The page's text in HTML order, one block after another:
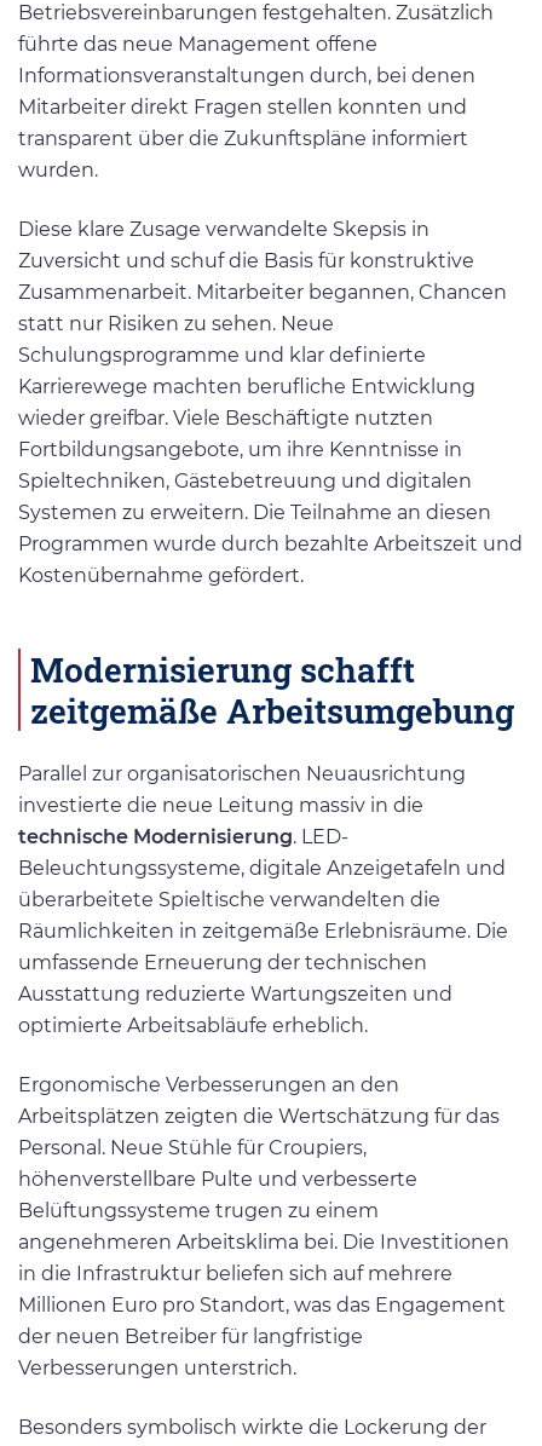
Betriebsvereinbarungen festgehalten. Zusätzlich
führte das neue Management offene
Informationsveranstaltungen durch, bei denen
Mitarbeiter direkt Fragen stellen konnten und
transparent über die Zukunftspläne informiert
wurden.
Diese klare Zusage verwandelte Skepsis in
Zuversicht und schuf die Basis für konstruktive
Zusammenarbeit. Mitarbeiter begannen, Chancen
statt nur Risiken zu sehen. Neue
Schulungsprogramme und klar definierte
Karrierewege machten berufliche Entwicklung
wieder greifbar. Viele Beschäftigte nutzten
Fortbildungsangebote, um ihre Kenntnisse in
Spieltechniken, Gästebetreuung und digitalen
Systemen zu erweitern. Die Teilnahme an diesen
Programmen wurde durch bezahlte Arbeitszeit und
Kostenübernahme gefördert.
Modernisierung schafft
zeitgemäße Arbeitsumgebung
Parallel zur organisatorischen Neuausrichtung
investierte die neue Leitung massiv in die
technische Modernisierung. LED-
Beleuchtungssysteme, digitale Anzeigetafeln und
überarbeitete Spieltische verwandelten die
Räumlichkeiten in zeitgemäße Erlebnisräume. Die
umfassende Erneuerung der technischen
Ausstattung reduzierte Wartungszeiten und
optimierte Arbeitsabläufe erheblich.
Ergonomische Verbesserungen an den
Arbeitsplätzen zeigten die Wertschätzung für das
Personal. Neue Stühle für Croupiers,
höhenverstellbare Pulte und verbesserte
Belüftungssysteme trugen zu einem
angenehmeren Arbeitsklima bei. Die Investitionen
in die Infrastruktur beliefen sich auf mehrere
Millionen Euro pro Standort, was das Engagement
der neuen Betreiber für langfristige
Verbesserungen unterstrich.
Besonders symbolisch wirkte die Lockerung der